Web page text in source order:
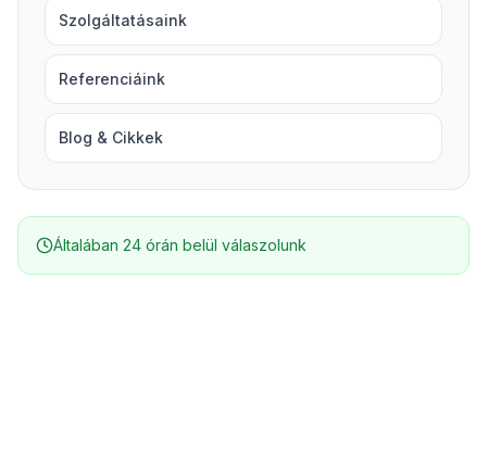
Szolgáltatásaink
Referenciáink
Blog & Cikkek
Általában 24 órán belül válaszolunk